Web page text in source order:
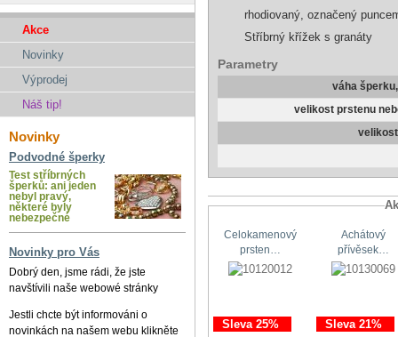
Akce
Novinky
Výprodej
Náš tip!
Novinky
Podvodné šperky
Test stříbrných
šperků: ani jeden
nebyl pravý,
některé byly
nebezpečné
Novinky pro Vás
Dobrý den, jsme rádi, že jste
navštívili naše webowé stránky
Jestli chcte být informováni o
novinkách na našem webu klikněte
rhodiovaný, označený
Stříbrný křížek s granáty
Parametry
váha
velikost prstenu
Celokamenový
prsten…
Sleva 25%
Achátový
přívěsek…
Sleva 21%